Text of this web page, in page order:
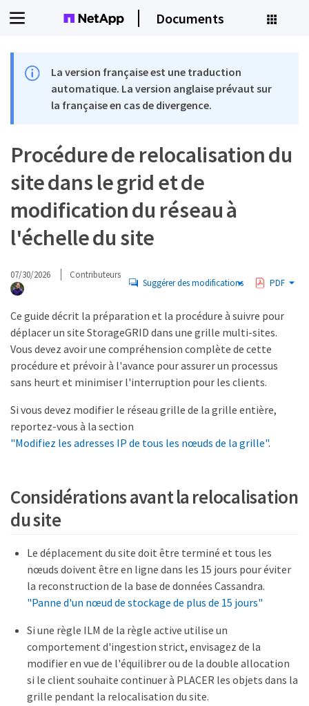
Documents
La version française est une traduction
automatique. La version anglaise prévaut sur
la française en cas de divergence.
Procédure de relocalisation du
site dans le grid et de
modification du réseau à
l'échelle du site
07/30/2026 Contributeurs
Suggérer des modifications PDF
Ce guide décrit la préparation et la procédure à suivre pour
déplacer un site StorageGRID dans une grille multi-sites.
Vous devez avoir une compréhension complète de cette
procédure et prévoir à l'avance pour assurer un processus
sans heurt et minimiser l'interruption pour les clients.
Si vous devez modifier le réseau grille de la grille entière,
reportez-vous à la section
"Modifiez les adresses IP de tous les nœuds de la grille".
Considérations avant la relocalisation
du site
Le déplacement du site doit être terminé et tous les
nœuds doivent être en ligne dans les 15 jours pour éviter
la reconstruction de la base de données Cassandra.
"Panne d'un nœud de stockage de plus de 15 jours"
Si une règle ILM de la règle active utilise un
comportement d'ingestion strict, envisagez de la
modifier en vue de l'équilibrer ou de la double allocation
si le client souhaite continuer à PLACER les objets dans la
grille pendant la relocalisation du site.